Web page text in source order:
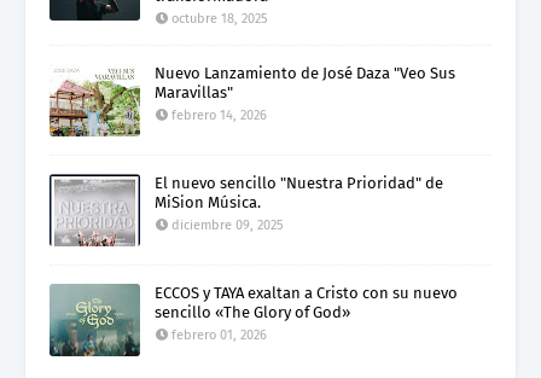
octubre 18, 2025
Nuevo Lanzamiento de José Daza "Veo Sus
Maravillas"
febrero 14, 2026
El nuevo sencillo "Nuestra Prioridad" de
MiSion Música.
diciembre 09, 2025
ECCOS y TAYA exaltan a Cristo con su nuevo
sencillo «The Glory of God»
febrero 01, 2026